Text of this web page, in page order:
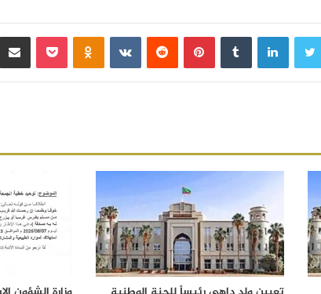
لينكدإن بينتيريست بوكيت